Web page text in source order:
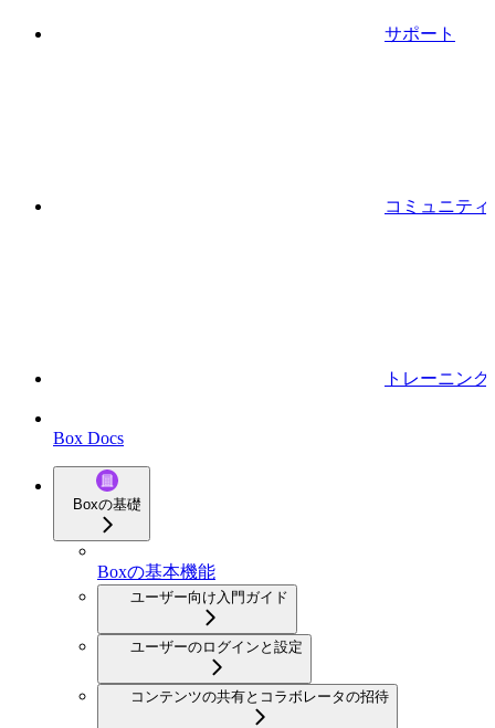
サポート
コミュニティ
トレーニング
Box Docs
Boxの基礎
Boxの基本機能
ユーザー向け入門ガイド
ユーザーのログインと設定
コンテンツの共有とコラボレータの招待